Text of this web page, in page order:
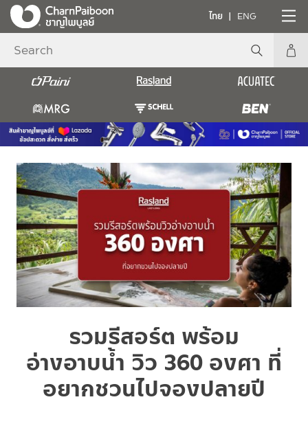
ไทย ENG
รวมรีสอร์ต พร้อม
อ่างอาบน้ำ วิว 360 องศา ที่
อยากชวนไปจองปลายปี